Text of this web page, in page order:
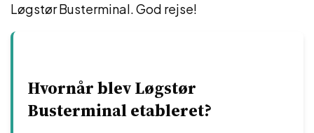
Løgstør Busterminal. God rejse!
Hvornår blev Løgstør
Busterminal etableret?